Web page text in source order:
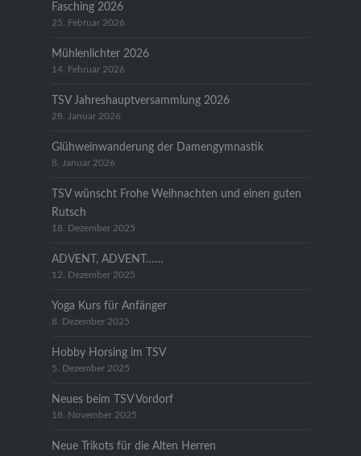
Fasching 2026
25. Februar 2026
Mühlenlichter 2026
14. Februar 2026
TSV Jahreshauptversammlung 2026
28. Januar 2026
Glühweinwanderung der Damengymnastik
8. Januar 2026
TSV wünscht Frohe Weihnachten und einen guten
Rutsch
18. Dezember 2025
ADVENT, ADVENT……
12. Dezember 2025
Yoga Kurs für Anfänger
8. Dezember 2025
Hobby Horsing im TSV
5. Dezember 2025
Neues beim TSV Vordorf
18. November 2025
Neue Trikots für die Alten Herren